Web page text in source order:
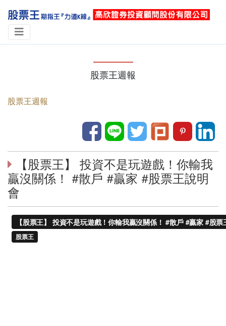
股票王週報
股票王週報
【股票王】 投資不是玩遊戲！你輸我
贏沒關係！ #散戶 #贏家 #股票王說明
會